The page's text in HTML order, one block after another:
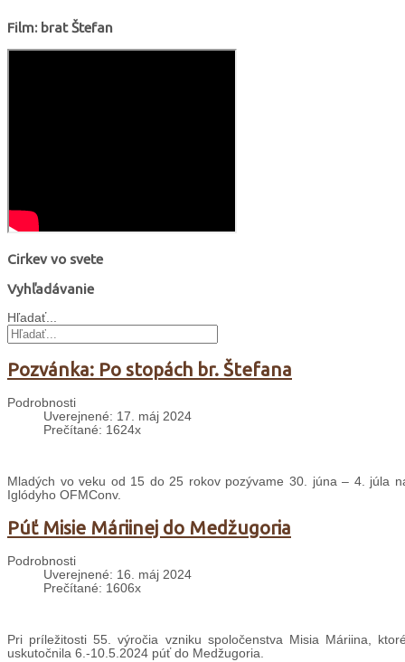
Film: brat Štefan
Cirkev vo svete
Vyhľadávanie
Hľadať...
Pozvánka: Po stopách br. Štefana
Podrobnosti
Uverejnené: 17. máj 2024
Prečítané: 1624x
Mladých vo veku od 15 do 25 rokov pozývame 30. júna – 4. júla
Iglódyho OFMConv.
Púť Misie Máriinej do Medžugoria
Podrobnosti
Uverejnené: 16. máj 2024
Prečítané: 1606x
Pri príležitosti 55. výročia vzniku spoločenstva Misia Máriina,
uskutočnila 6.-10.5.2024 púť do Medžugoria.